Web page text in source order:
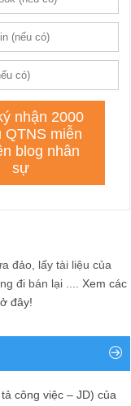
đảo, lấy tài liệu của
đi bán lại .... Xem các
đây!
công việc – JD) của